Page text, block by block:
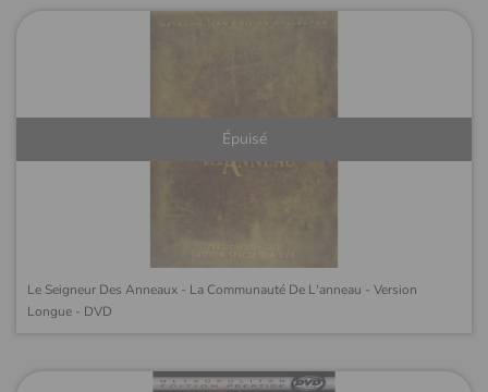
Épuisé
Le Seigneur Des Anneaux - La Communauté De L'anneau - Version
Longue - DVD